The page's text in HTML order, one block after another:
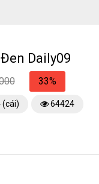
Daily09
33%
(cái) 64424